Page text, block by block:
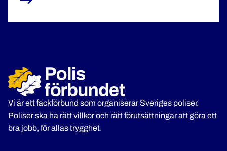
som väntar", säger han.
Vi är ett fackförbund som organiserar Sveriges poliser.
Poliser ska ha rätt villkor och rätt förutsättningar att göra ett
bra jobb, för allas trygghet.